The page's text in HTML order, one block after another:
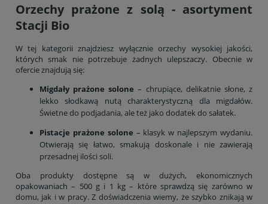
Orzechy prażone z solą - asortyment
Stacji Bio
W tej kategorii znajdziesz wyłącznie orzechy wysokiej jakości,
których smak nie potrzebuje żadnych ulepszaczy. Obecnie w
ofercie znajdują się:
Migdały prażone solone– chrupiące, delikatnie słone, z
lekko słodkawą nutą charakterystyczną dla migdałów.
Świetne do podjadania, ale też jako dodatek do sałatek.
Pistacje prażone solone – klasyk w najlepszym wydaniu.
Otwierają się łatwo, smakują doskonale i nie zawierają
przesadnej ilości soli.
Oba produkty dostępne są w dużych, ekonomicznych
opakowaniach – 500 g i 1 kg – które sprawdzą się zarówno w
domu, jak i w pracy. Z doświadczenia wiemy, że szybko znikają w